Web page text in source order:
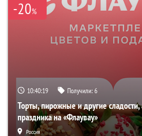
-20%
10:40:18 Получили:6
Торты, пирожные и другие
праздника на «Флаувау»
Россия